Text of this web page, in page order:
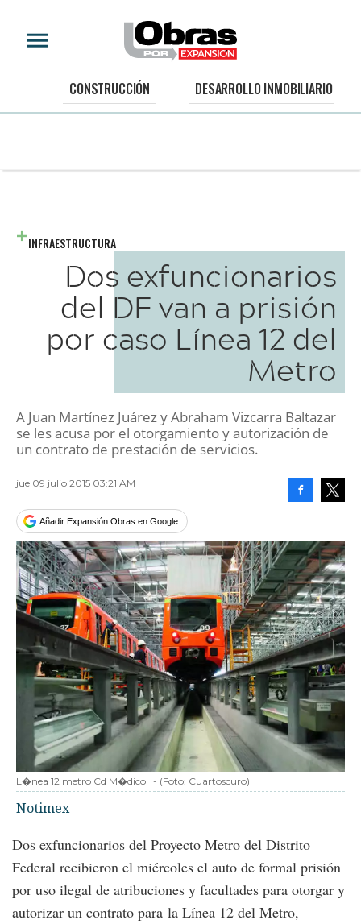
CONSTRUCCIÓN DESARROLLO INMOBILIARIO
INFRAESTRUCTURA
Dos exfuncionarios
del DF van a prisión
por caso Línea 12 del
Metro
A Juan Martínez Juárez y Abraham Vizcarra Baltazar
se les acusa por el otorgamiento y autorización de
un contrato de prestación de servicios.
jue 09 julio 2015 03:21 AM
Añadir Expansión Obras en Google
L�nea 12 metro Cd M�dico - (Foto: Cuartoscuro)
Notimex
Dos exfuncionarios del Proyecto Metro del Distrito
Federal recibieron el miércoles el auto de formal prisión
por uso ilegal de atribuciones y facultades para otorgar y
autorizar un contrato para la Línea 12 del Metro,